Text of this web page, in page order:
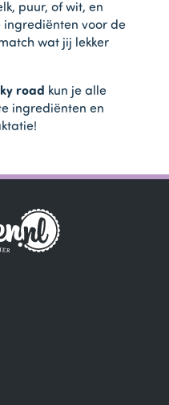
puur, of wit, en
voor de
wat jij lekker
road kun je alle
ingrediënten en